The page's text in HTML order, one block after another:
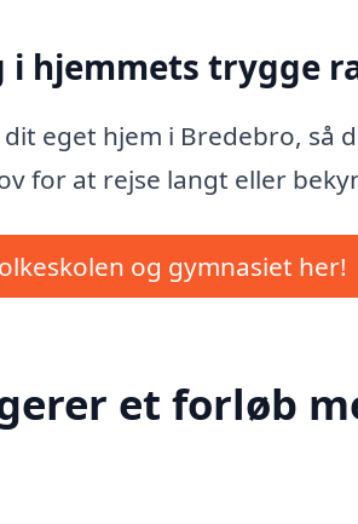
hjemmets trygge
eget hjem i Bredebro, så
for at rejse langt eller
og gymnasiet her!
et forløb